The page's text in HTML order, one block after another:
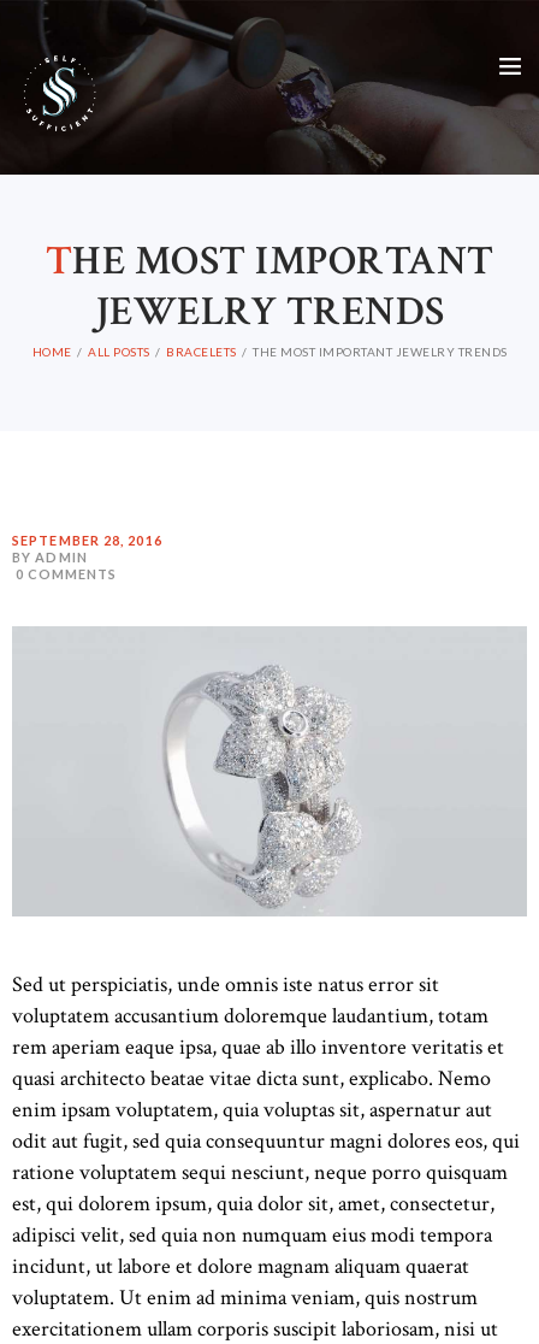
THE MOST IMPORTANT
JEWELRY TRENDS
HOME ALL POSTS BRACELETS THE MOST IMPORTANT JEWELRY TRENDS
SEPTEMBER 28, 2016
BY ADMIN
0 COMMENTS
Sed ut perspiciatis, unde omnis iste natus error sit
voluptatem accusantium doloremque laudantium, totam
rem aperiam eaque ipsa, quae ab illo inventore veritatis et
quasi architecto beatae vitae dicta sunt, explicabo. Nemo
enim ipsam voluptatem, quia voluptas sit, aspernatur aut
odit aut fugit, sed quia consequuntur magni dolores eos, qui
ratione voluptatem sequi nesciunt, neque porro quisquam
est, qui dolorem ipsum, quia dolor sit, amet, consectetur,
adipisci velit, sed quia non numquam eius modi tempora
incidunt, ut labore et dolore magnam aliquam quaerat
voluptatem. Ut enim ad minima veniam, quis nostrum
exercitationem ullam corporis suscipit laboriosam, nisi ut